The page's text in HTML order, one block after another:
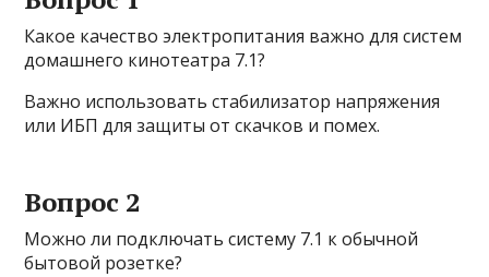
Какое качество электропитания важно для систем
домашнего кинотеатра 7.1?
Важно использовать стабилизатор напряжения
или ИБП для защиты от скачков и помех.
Вопрос 2
Можно ли подключать систему 7.1 к обычной
бытовой розетке?